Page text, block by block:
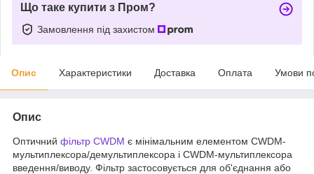
Що таке купити з Пром?
Замовлення під захистом
Опис Характеристики Доставка Оплата Умови
Опис
Оптичний фільтр CWDM є мінімальним елементом CWDM-
мультиплексора/демультиплексора і CWDM-мультиплексора
введення/виводу. Фільтр застосовується для об'єднання або